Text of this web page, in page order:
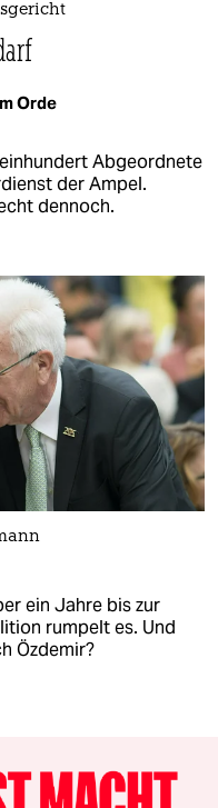
Orde
Abgeordnete
der Ampel.
dennoch.
ein Jahre bis zur
rumpelt es. Und
Özdemir?